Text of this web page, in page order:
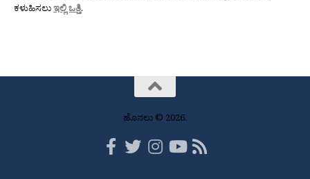
ಕಳುಹಿಸಲುಇಲ್ಲಿ ಒತ್ತಿ.
ಹೊನಲು © 2026.